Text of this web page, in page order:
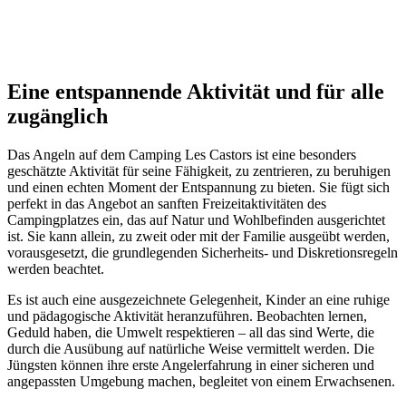
Eine entspannende Aktivität und für alle
zugänglich
Das Angeln auf dem Camping Les Castors ist eine besonders
geschätzte Aktivität für seine Fähigkeit, zu zentrieren, zu beruhigen
und einen echten Moment der Entspannung zu bieten. Sie fügt sich
perfekt in das Angebot an sanften Freizeitaktivitäten des
Campingplatzes ein, das auf Natur und Wohlbefinden ausgerichtet
ist. Sie kann allein, zu zweit oder mit der Familie ausgeübt werden,
vorausgesetzt, die grundlegenden Sicherheits- und Diskretionsregeln
werden beachtet.
Es ist auch eine ausgezeichnete Gelegenheit, Kinder an eine ruhige
und pädagogische Aktivität heranzuführen. Beobachten lernen,
Geduld haben, die Umwelt respektieren – all das sind Werte, die
durch die Ausübung auf natürliche Weise vermittelt werden. Die
Jüngsten können ihre erste Angelerfahrung in einer sicheren und
angepassten Umgebung machen, begleitet von einem Erwachsenen.